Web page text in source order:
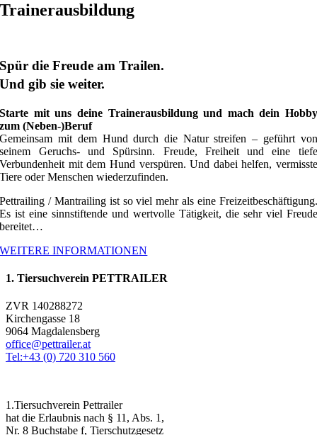
Trainerausbildung
Spür die Freude am Trailen.
Und gib sie weiter.
Starte mit uns deine Trainerausbildung und mach dein Hobby
zum (Neben-)Beruf
Gemeinsam mit dem Hund durch die Natur streifen – geführt von
seinem Geruchs- und Spürsinn. Freude, Freiheit und eine tiefe
Verbundenheit mit dem Hund verspüren. Und dabei helfen, vermisste
Tiere oder Menschen wiederzufinden.
Pettrailing / Mantrailing ist so viel mehr als eine Freizeitbeschäftigung.
Es ist eine sinnstiftende und wertvolle Tätigkeit, die sehr viel Freude
bereitet…
WEITERE INFORMATIONEN
1. Tiersuchverein PETTRAILER
ZVR 140288272
Kirchengasse 18
9064 Magdalensberg
office@pettrailer.at
Tel:+43 (0) 720 310 560
1.Tiersuchverein Pettrailer
hat die Erlaubnis nach § 11, Abs. 1,
Nr. 8 Buchstabe f, Tierschutzgesetz